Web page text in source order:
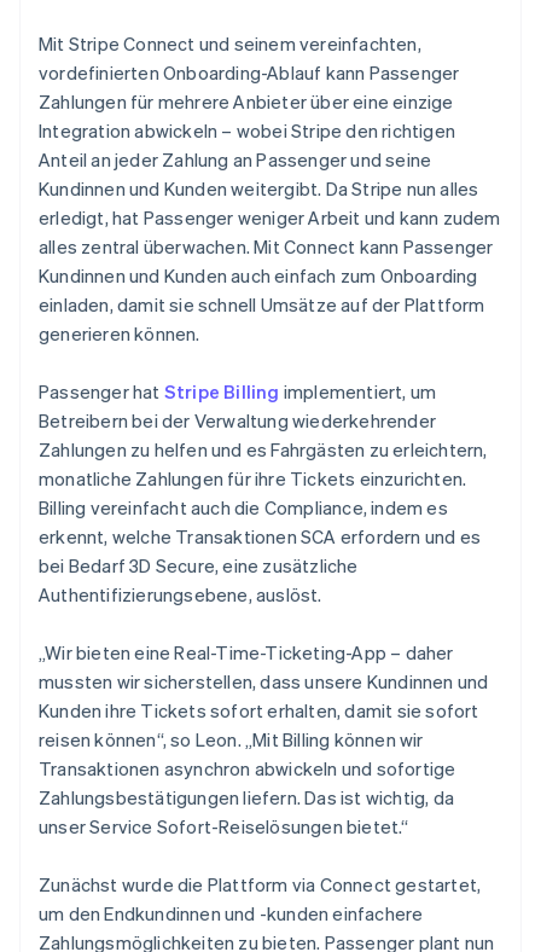
Mit Stripe Connect und seinem vereinfachten,
vordefinierten Onboarding-Ablauf kann Passenger
Zahlungen für mehrere Anbieter über eine einzige
Integration abwickeln – wobei Stripe den richtigen
Anteil an jeder Zahlung an Passenger und seine
Kundinnen und Kunden weitergibt. Da Stripe nun alles
erledigt, hat Passenger weniger Arbeit und kann zudem
alles zentral überwachen. Mit Connect kann Passenger
Kundinnen und Kunden auch einfach zum Onboarding
einladen, damit sie schnell Umsätze auf der Plattform
generieren können.
Passenger hat Stripe Billing implementiert, um
Betreibern bei der Verwaltung wiederkehrender
Zahlungen zu helfen und es Fahrgästen zu erleichtern,
monatliche Zahlungen für ihre Tickets einzurichten.
Billing vereinfacht auch die Compliance, indem es
erkennt, welche Transaktionen SCA erfordern und es
bei Bedarf 3D Secure, eine zusätzliche
Authentifizierungsebene, auslöst.
„Wir bieten eine Real-Time-Ticketing-App – daher
mussten wir sicherstellen, dass unsere Kundinnen und
Kunden ihre Tickets sofort erhalten, damit sie sofort
reisen können“, so Leon. „Mit Billing können wir
Transaktionen asynchron abwickeln und sofortige
Zahlungsbestätigungen liefern. Das ist wichtig, da
unser Service Sofort-Reiselösungen bietet.“
Zunächst wurde die Plattform via Connect gestartet,
um den Endkundinnen und -kunden einfachere
Zahlungsmöglichkeiten zu bieten. Passenger plant nun